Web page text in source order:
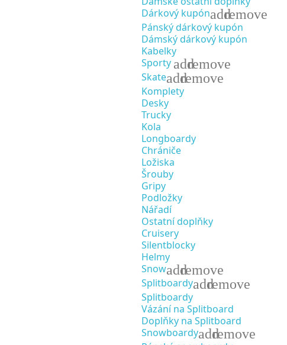
Dárkový kupónaddremove
Pánský dárkový kupón
Dámský dárkový kupón
Kabelky
Sporty addremove
Skateaddremove
Komplety
Desky
Trucky
Kola
Longboardy
Chrániče
Ložiska
Šrouby
Gripy
Podložky
Nářadí
Ostatní doplňky
Cruisery
Silentblocky
Helmy
Snowaddremove
Splitboardyaddremove
Splitboardy
Vázání na Splitboard
Doplňky na Splitboard
Snowboardyaddremove